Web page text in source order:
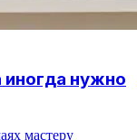
иногда нужно
мастеру